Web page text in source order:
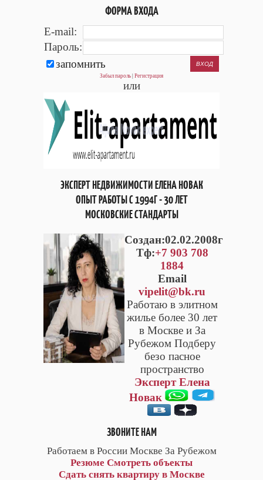
ФОРМА ВХОДА
E-mail:
Пароль:
запомнить
Забыл пароль Регистрация
или
ЭКСПЕРТ НЕДВИЖИМОСТИ ЕЛЕНА НОВАК
ОПЫТ РАБОТЫ С 1994Г - 30 ЛЕТ
МОСКОВСКИЕ СТАНДАРТЫ
Cоздан:02.02.2008г
Тф:+7 903 708
1884
Email
vipelit@bk.ru
Работаю в элитном
жилье более 30 лет
в Москве и За
Рубежом Подберу
безо пасное
пространство
Эксперт Елена
Новак
ЗВОНИТЕ НАМ
Работаем в России Москве За Рубежом
Резюме Смотреть объекты
Сдать снять квартиру в Москве